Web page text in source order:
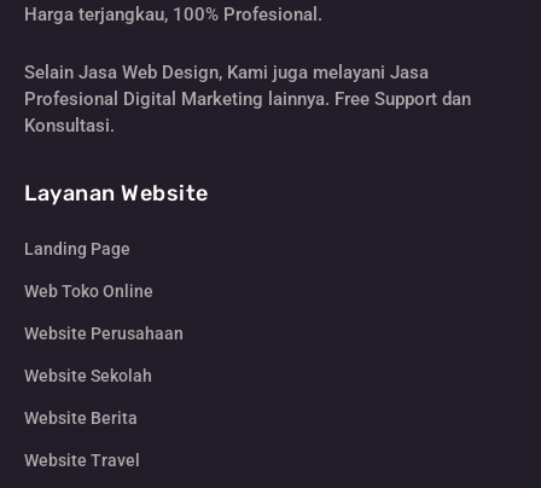
Harga terjangkau, 100% Profesional.
Selain Jasa Web Design, Kami juga melayani Jasa
Profesional Digital Marketing lainnya. Free Support dan
Konsultasi.
Layanan Website
Landing Page
Web Toko Online
Website Perusahaan
Website Sekolah
Website Berita
Website Travel